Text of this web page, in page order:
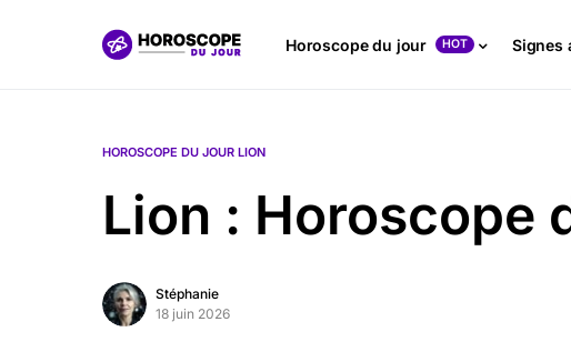
Horoscope du jour HOT Signes
HOROSCOPE DU JOUR LION
Lion : Horoscope
Stéphanie
18 juin 2026